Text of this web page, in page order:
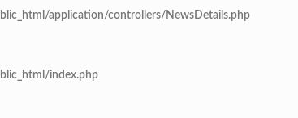
application/controllers/NewsDetails.php
index.php